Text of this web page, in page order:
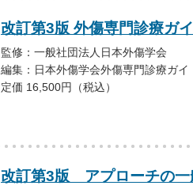
改訂第3版 外傷専門診療ガ
監修：一般社団法人日本外傷学会
編集：日本外傷学会外傷専門診療ガ
定価 16,500円（税込）
改訂第3版 アプローチの